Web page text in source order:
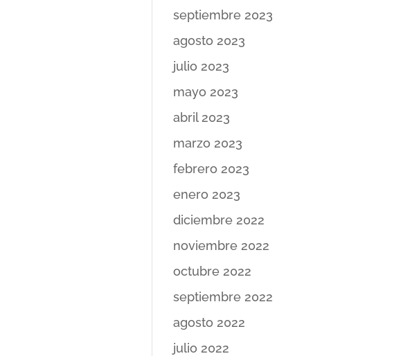
septiembre 2023
agosto 2023
julio 2023
mayo 2023
abril 2023
marzo 2023
febrero 2023
enero 2023
diciembre 2022
noviembre 2022
octubre 2022
septiembre 2022
agosto 2022
julio 2022